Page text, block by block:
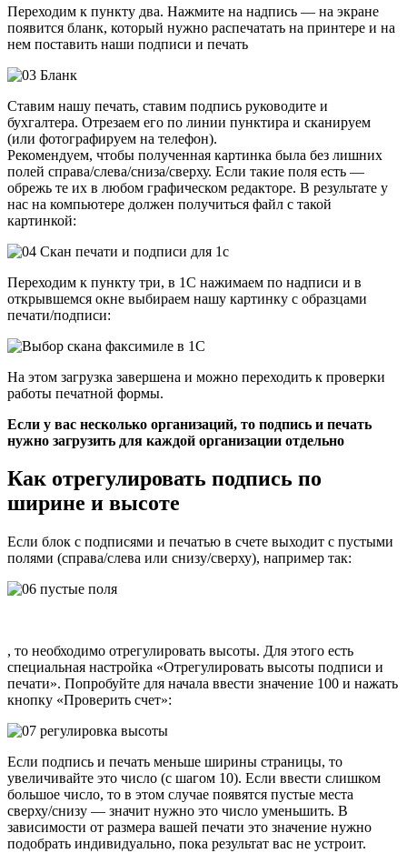
Переходим к пункту два. Нажмите на надпись — на экране
появится бланк, который нужно распечатать на принтере и на
нем поставить наши подписи и печать
Ставим нашу печать, ставим подпись руководите и
бухгалтера. Отрезаем его по линии пунктира и сканируем
(или фотографируем на телефон).
Рекомендуем, чтобы полученная картинка была без лишних
полей справа/слева/сниза/сверху. Если такие поля есть —
обрежь те их в любом графическом редакторе. В результате у
нас на компьютере должен получиться файл с такой
картинкой:
Переходим к пункту три, в 1С нажимаем по надписи и в
открывшемся окне выбираем нашу картинку с образцами
печати/подписи:
На этом загрузка завершена и можно переходить к проверки
работы печатной формы.
Если у вас несколько организаций, то подпись и печать
нужно загрузить для каждой организации отдельно
Как отрегулировать подпись по
ширине и высоте
Если блок с подписями и печатью в счете выходит с пустыми
полями (справа/слева или снизу/сверху), например так:
, то необходимо отрегулировать высоты. Для этого есть
специальная настройка «Отрегулировать высоты подписи и
печати». Попробуйте для начала ввести значение 100 и нажать
кнопку «Проверить счет»:
Если подпись и печать меньше ширины страницы, то
увеличивайте это число (с шагом 10). Если ввести слишком
большое число, то в этом случае появятся пустые места
сверху/снизу — значит нужно это число уменьшить. В
зависимости от размера вашей печати это значение нужно
подобрать индивидуально, пока результат вас не устроит.